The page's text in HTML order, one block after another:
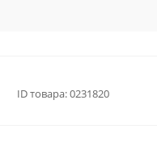
ID товара:0231820